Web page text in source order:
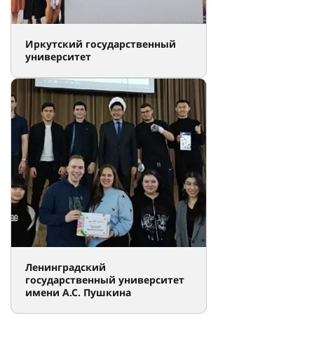
Иркутский государственный
университет
Ленинградский
государственный университет
имени А.С. Пушкина